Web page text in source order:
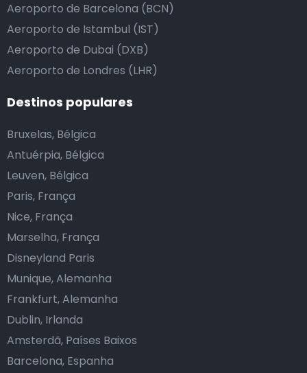
Aeroporto de Barcelona (BCN)
Aeroporto de Istambul (IST)
Aeroporto de Dubai (DXB)
Aeroporto de Londres (LHR)
Destinos populares
Bruxelas, Bélgica
Antuérpia, Bélgica
Leuven, Bélgica
Paris, França
Nice, França
Marselha, França
Disneyland Paris
Munique, Alemanha
Frankfurt, Alemanha
Dublin, Irlanda
Amsterdã, Países Baixos
Barcelona, Espanha